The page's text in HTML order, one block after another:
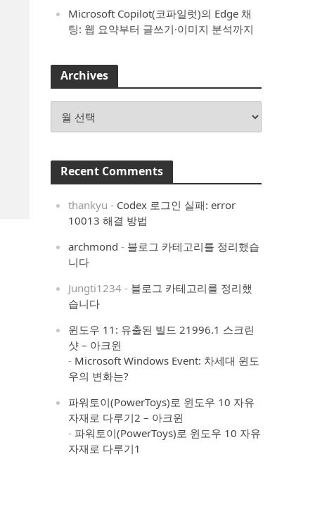
Microsoft Copilot(코파일럿)의 Edge 채
팅: 웹 요약부터 글쓰기·이미지 분석까지
Archives
Recent Comments
thankyu - Codex 로그인 실패: error
10013 해결 방법
archmond - 블로그 카테고리를 정리했습
니다
Jungti1234 - 블로그 카테고리를 정리했
습니다
윈도우 11: 유출된 빌드 21996.1 스크린
샷 – 아크윈
- Microsoft Windows Event: 차세대 윈도
우의 변화는?
파워토이(PowerToys)로 윈도우 10 자유
자재로 다루기2 – 아크윈
- 파워토이(PowerToys)로 윈도우 10 자유
자재로 다루기1